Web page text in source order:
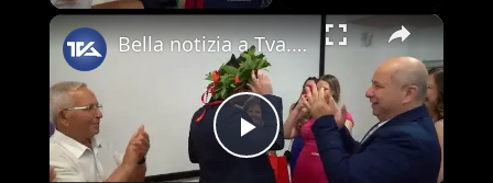
×
Play
Bella notizia a Tva. Laurea magistrale per Antonio Scarvaglieri in Ingegneria delle Telecomunicazion